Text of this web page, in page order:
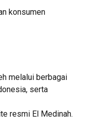
konsumen
melalui berbagai
serta
resmi El Medinah.